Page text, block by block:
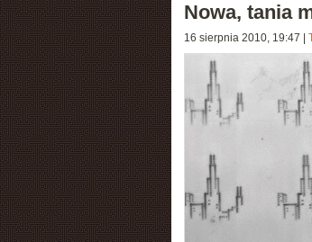
Nowa, tania
16 sierpnia 2010, 19:47